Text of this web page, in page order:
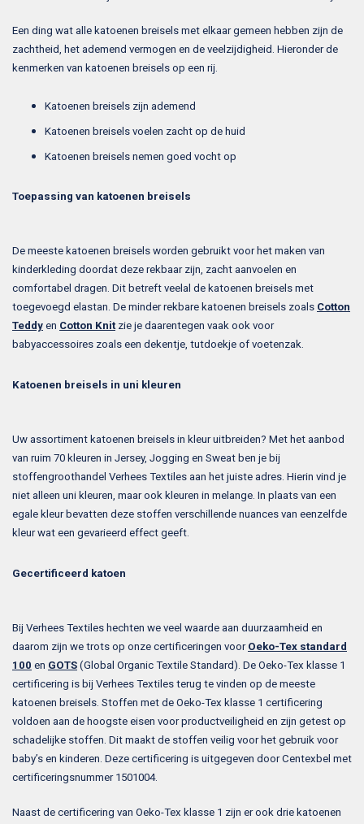
Een ding wat alle katoenen breisels met elkaar gemeen hebben zijn de
zachtheid, het ademend vermogen en de veelzijdigheid. Hieronder de
kenmerken van katoenen breisels op een rij.
Katoenen breisels zijn ademend
Katoenen breisels voelen zacht op de huid
Katoenen breisels nemen goed vocht op
Toepassing van katoenen breisels
De meeste katoenen breisels worden gebruikt voor het maken van
kinderkleding doordat deze rekbaar zijn, zacht aanvoelen en
comfortabel dragen. Dit betreft veelal de katoenen breisels met
toegevoegd elastan. De minder rekbare katoenen breisels zoals Cotton
Teddy en Cotton Knit zie je daarentegen vaak ook voor
babyaccessoires zoals een dekentje, tutdoekje of voetenzak.
Katoenen breisels in uni kleuren
Uw assortiment katoenen breisels in kleur uitbreiden? Met het aanbod
van ruim 70 kleuren in Jersey, Jogging en Sweat ben je bij
stoffengroothandel Verhees Textiles aan het juiste adres. Hierin vind je
niet alleen uni kleuren, maar ook kleuren in melange. In plaats van een
egale kleur bevatten deze stoffen verschillende nuances van eenzelfde
kleur wat een gevarieerd effect geeft.
Gecertificeerd katoen
Bij Verhees Textiles hechten we veel waarde aan duurzaamheid en
daarom zijn we trots op onze certificeringen voor Oeko-Tex standard
100 en GOTS (Global Organic Textile Standard). De Oeko-Tex klasse 1
certificering is bij Verhees Textiles terug te vinden op de meeste
katoenen breisels. Stoffen met de Oeko-Tex klasse 1 certificering
voldoen aan de hoogste eisen voor productveiligheid en zijn getest op
schadelijke stoffen. Dit maakt de stoffen veilig voor het gebruik voor
baby’s en kinderen. Deze certificering is uitgegeven door Centexbel met
certificeringsnummer 1501004.
Naast de certificering van Oeko-Tex klasse 1 zijn er ook drie katoenen